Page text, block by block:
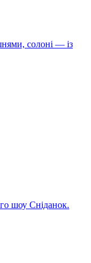
солоні — із
шоу Сніданок.